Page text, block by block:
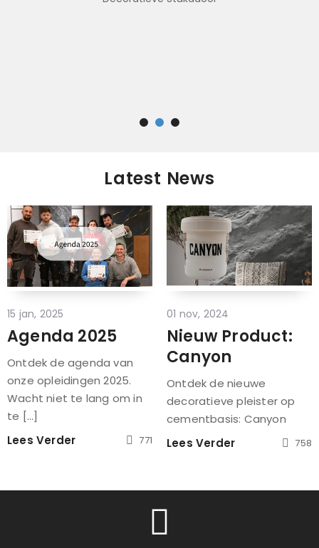
Latest News
15 jan, 2025
Agenda 2025
Ontdek de agenda van
onze opleidingen 2025.
Wacht niet te lang om in
te [...]
Lees Verder
771
01 nov, 2024
Nieuw Product:
Canyon
Ontdek de nieuwe
decoratieve pleister op
cementbasis: Canyon
Lees Verder
758